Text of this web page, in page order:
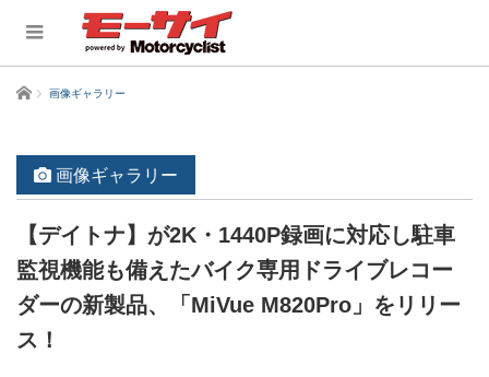
ホーム 画像ギャラリー
画像ギャラリー
【デイトナ】が2K・1440P録画に対応し駐車
監視機能も備えたバイク専用ドライブレコー
ダーの新製品、「MiVue M820Pro」をリリー
ス！